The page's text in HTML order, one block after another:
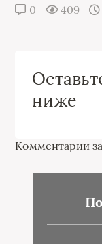
0 409
ниже
Комментарии